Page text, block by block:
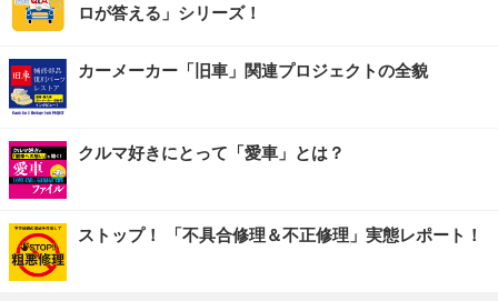
ロが答える」シリーズ！
カーメーカー「旧車」関連プロジェクトの全貌
クルマ好きにとって「愛車」とは？
ストップ！ 「不具合修理＆不正修理」実態レポート！